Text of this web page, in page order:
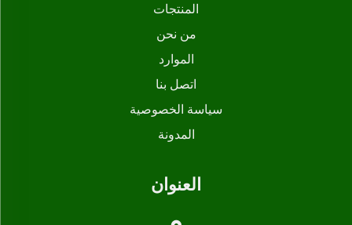
المنتجات
من نحن
الموارد
اتصل بنا
سياسة الخصوصية
المدونة
العنوان